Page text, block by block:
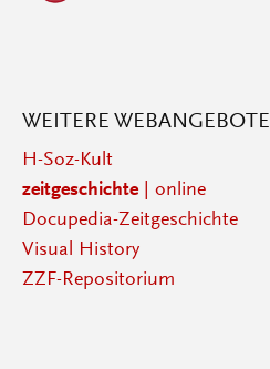
WEITERE WEBANGEBOTE
H-Soz-Kult
zeitgeschichte| online
Docupedia-Zeitgeschichte
Visual History
ZZF-Repositorium